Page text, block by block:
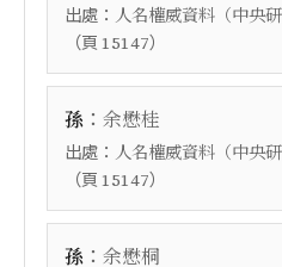
出處： 人名權威資料（中央
（頁 15147）
孫 ： 余懋桂
出處： 人名權威資料（中央
（頁 15147）
孫 ： 余懋桐